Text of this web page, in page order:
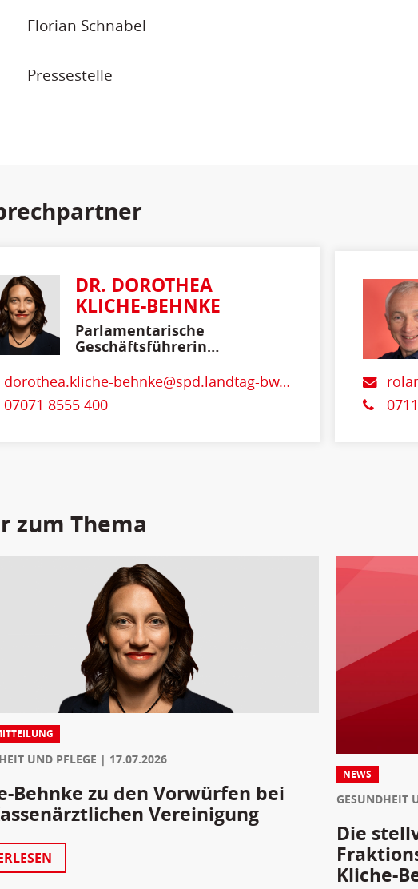
Florian Schnabel
Pressestelle
DR. DOROTHEA
KLICHE-BEHNKE
Parlamentarische
Geschäftsführerin
Fraktionsvorsitzende
dorothea.kliche-behnke@spd.landtag-bw.de
07071 8555 400
zum Thema
UND PFLEGE 17.07.2026
Behnke zu den Vorwürfen bei
Vereinigung
NEWS
GESUNDHEIT
Die
Kliche-